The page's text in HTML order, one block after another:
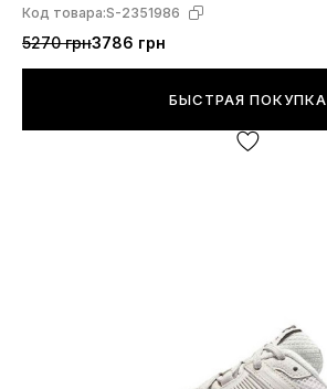
Код товара:S-2351986
5270 грн3786 грн
БЫСТРАЯ ПОКУПКА